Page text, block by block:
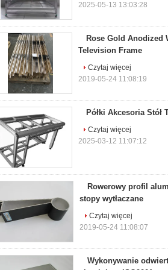
2025-05-13 13:03:28
Rose Gold
Television Frame
Czytaj więcej
2019-05-24 11:08:19
Półki Akcesoria
Czytaj więcej
2025-03-12 11:07:12
Rowerowy profil
stopy wytłaczane
Czytaj więcej
2019-05-24 11:08:07
Wykonywanie